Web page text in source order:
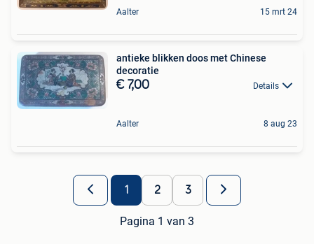
Aalter 15 mrt 24
antieke blikken doos met Chinese
decoratie
€ 7,00 Details
Aalter 8 aug 23
1 2 3
Pagina 1 van 3